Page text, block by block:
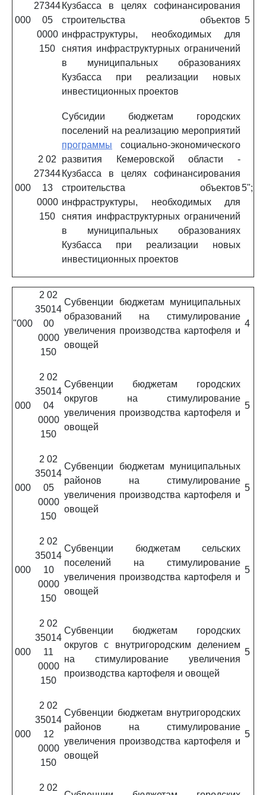
000
27344
05
0000
150
Кузбасса в целях софинансирования
строительства объектов
инфраструктуры, необходимых для
снятия инфраструктурных ограничений
в муниципальных образованиях
Кузбасса при реализации новых
инвестиционных проектов
5
000
2 02
27344
13
0000
150
Субсидии бюджетам городских
поселений на реализацию мероприятий
программы социально-экономического
развития Кемеровской области -
Кузбасса в целях софинансирования
строительства объектов
инфраструктуры, необходимых для
снятия инфраструктурных ограничений
в муниципальных образованиях
Кузбасса при реализации новых
инвестиционных проектов
5";
"000
2 02
35014
00
0000
150
Субвенции бюджетам муниципальных
образований на стимулирование
увеличения производства картофеля и
овощей
4
000
2 02
35014
04
0000
150
Субвенции бюджетам городских
округов на стимулирование
увеличения производства картофеля и
овощей
5
000
2 02
35014
05
0000
150
Субвенции бюджетам муниципальных
районов на стимулирование
увеличения производства картофеля и
овощей
5
000
2 02
35014
10
0000
150
Субвенции бюджетам сельских
поселений на стимулирование
увеличения производства картофеля и
овощей
5
000
2 02
35014
11
0000
150
Субвенции бюджетам городских
округов с внутригородским делением
на стимулирование увеличения
производства картофеля и овощей
5
000
2 02
35014
12
0000
150
Субвенции бюджетам внутригородских
районов на стимулирование
увеличения производства картофеля и
овощей
5
2 02